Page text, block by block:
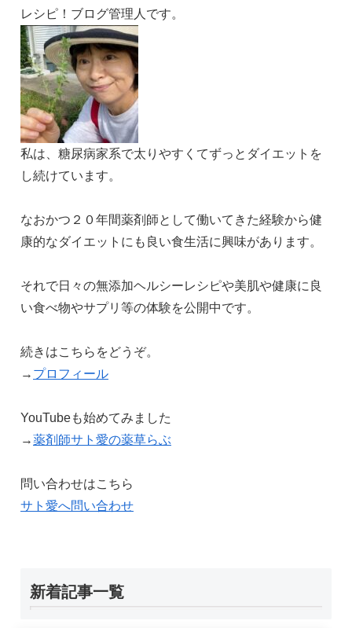
レシピ！ブログ管理人です。
私は、糖尿病家系で太りやすくてずっとダイエットを
し続けています。
なおかつ２０年間薬剤師として働いてきた経験から健
康的なダイエットにも良い食生活に興味があります。
それで日々の無添加ヘルシーレシピや美肌や健康に良
い食べ物やサプリ等の体験を公開中です。
続きはこちらをどうぞ。
→ プロフィール
YouTubeも始めてみました
→薬剤師サト愛の薬草らぶ
問い合わせはこちら
サト愛へ問い合わせ
新着記事一覧